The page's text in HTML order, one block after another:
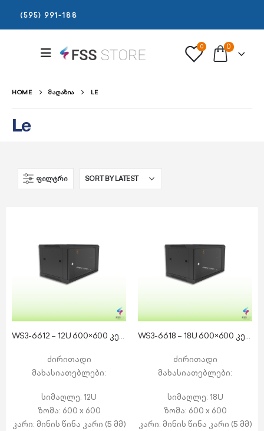
(595) 991-188
0 0
HOME ᲛᲐᲦᲐᲖᲘᲐ LE
Le
ᲤᲘᲚᲢᲠᲘ
WS3-6612 – 12U 600×600 კედლის რეკი
ძირითადი
მახასიათებლები:
სიმაღლე: 12U
ზომა: 600 x 600
კარი: მინის წინა კარი (5 მმ)
WS3-6618 – 18U 600×600 კედლის რეკი
ძირითადი
მახასიათებლები:
სიმაღლე: 18U
ზომა: 600 x 600
კარი: მინის წინა კარი (5 მმ)